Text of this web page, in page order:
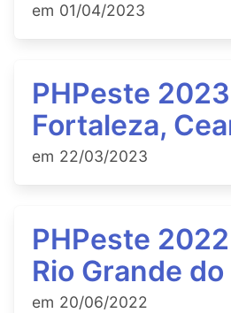
em 01/04/2023
PHPeste
Fortaleza,
em 22/03/2023
PHPeste
Rio Grande
em 20/06/2022